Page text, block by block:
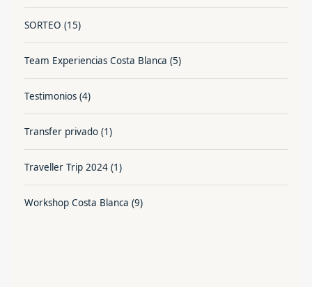
SORTEO (15)
Team Experiencias Costa Blanca (5)
Testimonios (4)
Transfer privado (1)
Traveller Trip 2024 (1)
Workshop Costa Blanca (9)